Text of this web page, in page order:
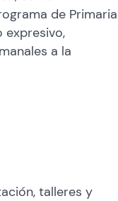
de Primaria
expresivo,
a la
talleres y